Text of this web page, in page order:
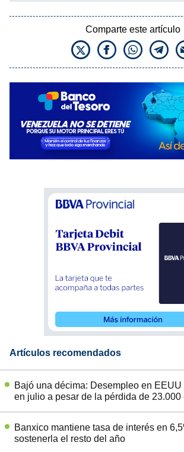
Comparte este artículo
Artículos recomendados
Bajó una décima: Desempleo en
en julio a pesar de la pérdida de 23.000
Banxico mantiene tasa de interés en
sostenerla el resto del año